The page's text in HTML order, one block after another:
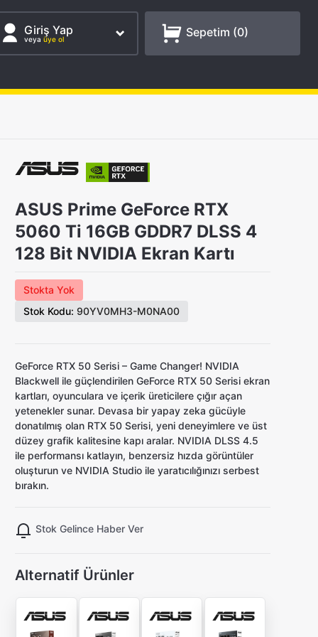
Giriş Yap
veya üye ol Sepetim (0)
ASUS Prime GeForce RTX
5060 Ti 16GB GDDR7 DLSS 4
128 Bit NVIDIA Ekran Kartı
Stokta Yok
Stok Kodu: 90YV0MH3-M0NA00
GeForce RTX 50 Serisi – Game Changer! NVIDIA
Blackwell ile güçlendirilen GeForce RTX 50 Serisi ekran
kartları, oyunculara ve içerik üreticilere çığır açan
yetenekler sunar. Devasa bir yapay zeka gücüyle
donatılmış olan RTX 50 Serisi, yeni deneyimlere ve üst
düzey grafik kalitesine kapı aralar. NVIDIA DLSS 4.5
ile performansı katlayın, benzersiz hızda görüntüler
oluşturun ve NVIDIA Studio ile yaratıcılığınızı serbest
bırakın.
Stok Gelince Haber Ver
Alternatif Ürünler